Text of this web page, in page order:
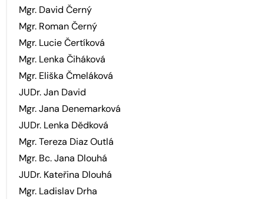
Mgr. David Černý
Mgr. Roman Černý
Mgr. Lucie Čertíková
Mgr. Lenka Čiháková
Mgr. Eliška Čmeláková
JUDr. Jan David
Mgr. Jana Denemarková
JUDr. Lenka Dědková
Mgr. Tereza Diaz Outlá
Mgr. Bc. Jana Dlouhá
JUDr. Kateřina Dlouhá
Mgr. Ladislav Drha